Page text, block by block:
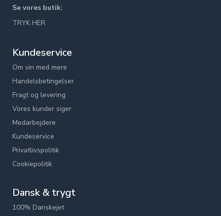
Se vores butik:
TRYK HER
Kundeservice
Om vin med mere
Handelsbetingelser
Fragt og levering
Vores kunder siger
Medarbejdere
Kundeservice
Privatlivspolitik
Cookiepolitik
Dansk & trygt
100% Danskejet